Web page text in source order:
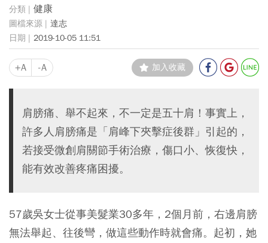
健康
達志
2019-10-05 11:51
+A -A 加入收藏
肩膀痛、舉不起來，不一定是五十肩！事實上，
許多人肩膀痛是「肩峰下夾擊症後群」引起的，
若接受微創肩關節手術治療，傷口小、恢復快，
能有效改善疼痛困擾。
57歲吳女士從事美髮業30多年，2個月前，右邊肩膀
無法舉起、往後彎，做這些動作時就會痛。起初，她